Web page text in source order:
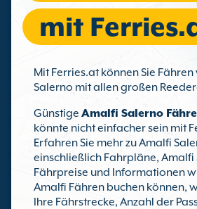
mit
Mit Ferries.at können Sie
Salerno mit allen großen
Günstige Amalfi Salerno
könnte nicht einfacher sein mit
Erfahren Sie mehr zu Amalfi
einschließlich Fahrpläne, Amalfi
Fährpreise und Informationen
Amalfi Fähren buchen können,
Ihre Fährstrecke, Anzahl der